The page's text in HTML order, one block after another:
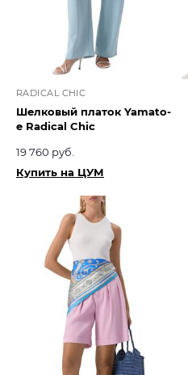
RADICAL CHIC
Шелковый платок Yamato-
e Radical Chic
19 760 руб.
Купить на ЦУМ